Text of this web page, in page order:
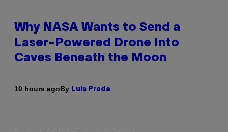
Why NASA Wants to Send a
Laser-Powered Drone Into
Caves Beneath the Moon
10 hours agoBy Luis Prada